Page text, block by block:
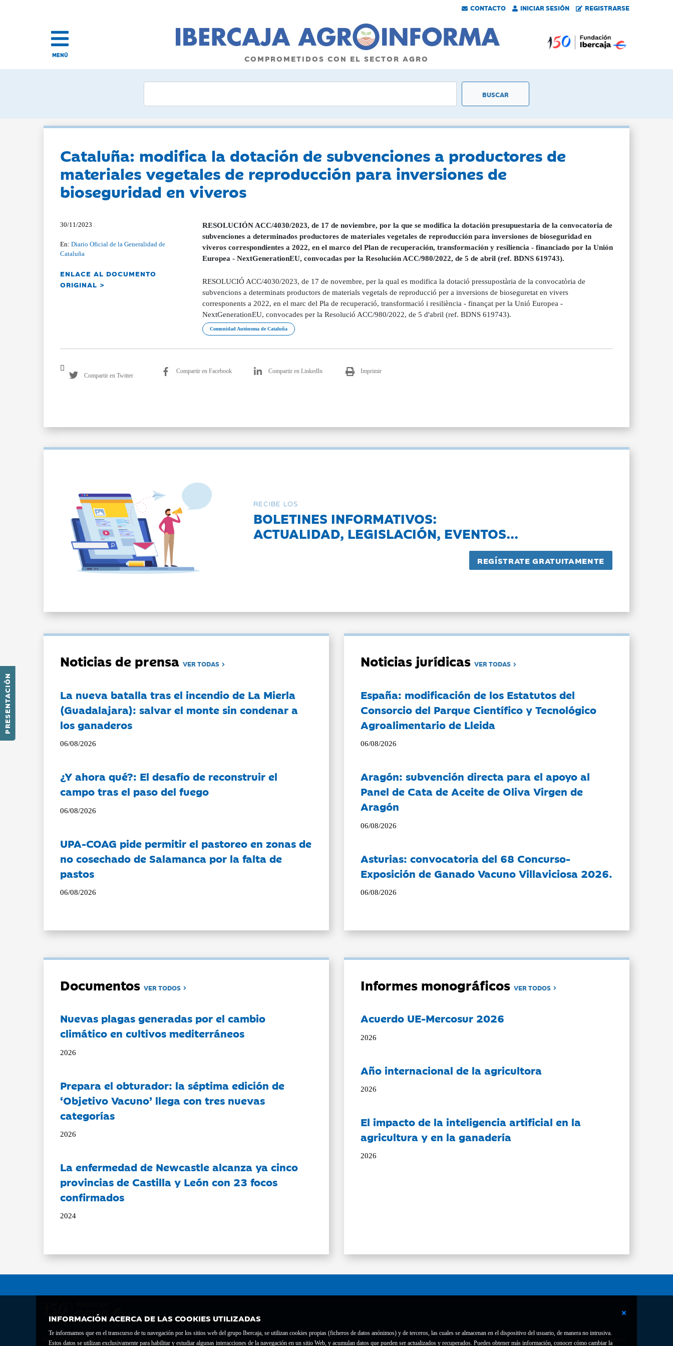
CONTACTO INICIAR SESIÓN REGISTRARSE
PRESENTACIÓN
MENÚ COMPROMETIDOS CON EL SECTOR AGRO
INFORMACIÓN ACERCA DE LAS COOKIES UTILIZADAS
Te informamos que en el transcurso de tu navegación por los sitios web del grupo Ibercaja, se utilizan cookies propias (ficheros de datos anónimos) y de terceros, las cuales se almacenan en el dispositivo del usuario, de manera no intrusiva.
Estos datos se utilizan exclusivamente para habilitar y estudiar algunas interacciones de la navegación en un sitio Web, y acumulan datos que pueden ser actualizados y recuperados. Puedes obtener más información, conocer cómo cambiar la
Cataluña: modifica la dotación de subvenciones a productores de
materiales vegetales de reproducción para inversiones de
bioseguridad en viveros
30/11/2023
En:Diario Oficial de la Generalidad de
Cataluña
ENLACE AL DOCUMENTO
ORIGINAL >
RESOLUCIÓN ACC/4030/2023, de 17 de noviembre, por la que se modifica la dotación presupuestaria de la convocatoria de
subvenciones a determinados productores de materiales vegetales de reproducción para inversiones de bioseguridad en
viveros correspondientes a 2022, en el marco del Plan de recuperación, transformación y resiliencia - financiado por la Unión
Europea - NextGenerationEU, convocadas por la Resolución ACC/980/2022, de 5 de abril (ref. BDNS 619743).
RESOLUCIÓ ACC/4030/2023, de 17 de novembre, per la qual es modifica la dotació pressupostària de la convocatòria de
subvencions a determinats productors de materials vegetals de reproducció per a inversions de bioseguretat en vivers
corresponents a 2022, en el marc del Pla de recuperació, transformació i resiliència - finançat per la Unió Europea -
NextGenerationEU, convocades per la Resolució ACC/980/2022, de 5 d'abril (ref. BDNS 619743).
Comunidad Autónoma de Cataluña
Compartir en Twitter
Compartir en Facebook Compartir en LinkedIn Imprimir
RECIBE LOS
BOLETINES INFORMATIVOS:
ACTUALIDAD, LEGISLACIÓN, EVENTOS...
Noticias de prensaVER TODAS
La nueva batalla tras el incendio de La Mierla
(Guadalajara): salvar el monte sin condenar a
los ganaderos
06/08/2026
¿Y ahora qué?: El desafío de reconstruir el
campo tras el paso del fuego
06/08/2026
UPA-COAG pide permitir el pastoreo en zonas de
no cosechado de Salamanca por la falta de
pastos
06/08/2026
Noticias jurídicasVER TODAS
España: modificación de los Estatutos del
Consorcio del Parque Científico y Tecnológico
Agroalimentario de Lleida
06/08/2026
Aragón: subvención directa para el apoyo al
Panel de Cata de Aceite de Oliva Virgen de
Aragón
06/08/2026
Asturias: convocatoria del 68 Concurso-
Exposición de Ganado Vacuno Villaviciosa 2026.
06/08/2026
DocumentosVER TODOS
Nuevas plagas generadas por el cambio
climático en cultivos mediterráneos
2026
Prepara el obturador: la séptima edición de
‘Objetivo Vacuno’ llega con tres nuevas
categorías
2026
La enfermedad de Newcastle alcanza ya cinco
provincias de Castilla y León con 23 focos
confirmados
2024
Informes monográficosVER TODOS
Acuerdo UE-Mercosur 2026
2026
Año internacional de la agricultora
2026
El impacto de la inteligencia artificial en la
agricultura y en la ganadería
2026
Fundación Bancaria Ibercaja C.I.F. G-50000652.
Contacto Declaración de accesibilidad